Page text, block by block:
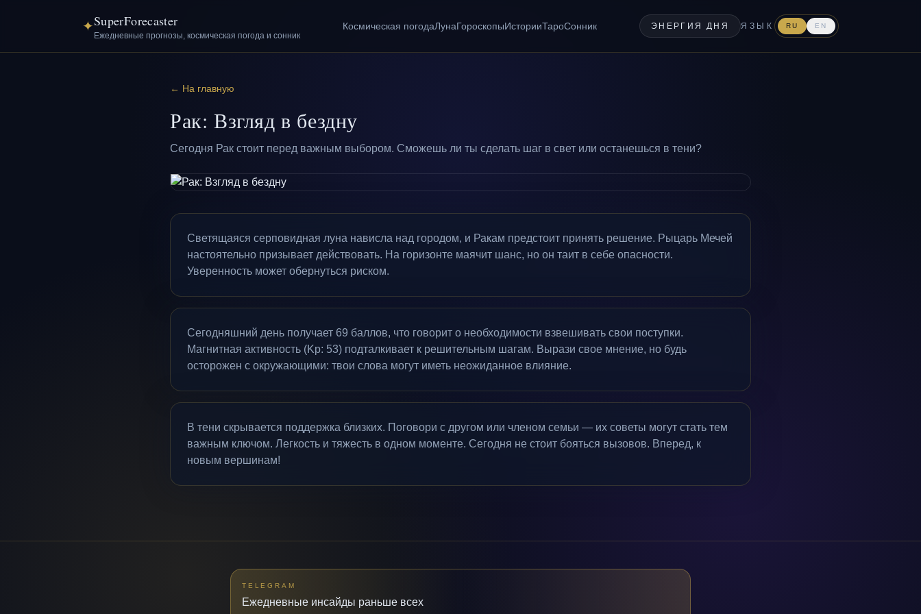
✦SuperForecaster
Ежедневные прогнозы, космическая погода и сонник
Космическая погодаЛунаГороскопыИсторииТароСонник ЭНЕРГИЯ ДНЯ ЯЗЫК RU EN
← На главную
Рак: Взгляд в бездну
Сегодня Рак стоит перед важным выбором. Сможешь ли ты сделать шаг в свет или останешься в тени?
Светящаяся серповидная луна нависла над городом, и Ракам предстоит принять решение. Рыцарь Мечей
настоятельно призывает действовать. На горизонте маячит шанс, но он таит в себе опасности.
Уверенность может обернуться риском.
Сегодняшний день получает 69 баллов, что говорит о необходимости взвешивать свои поступки.
Магнитная активность (Kp: 53) подталкивает к решительным шагам. Вырази свое мнение, но будь
осторожен с окружающими: твои слова могут иметь неожиданное влияние.
В тени скрывается поддержка близких. Поговори с другом или членом семьи — их советы могут стать тем
важным ключом. Легкость и тяжесть в одном моменте. Сегодня не стоит бояться вызовов. Вперед, к
новым вершинам!
TELEGRAM
Ежедневные инсайды раньше всех